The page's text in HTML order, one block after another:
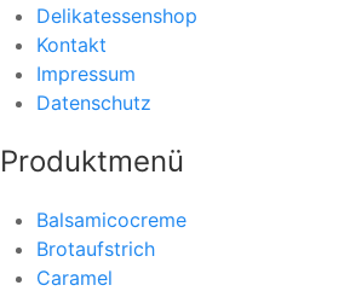
Delikatessenshop
Kontakt
Impressum
Datenschutz
Produktmenü
Balsamicocreme
Brotaufstrich
Caramel